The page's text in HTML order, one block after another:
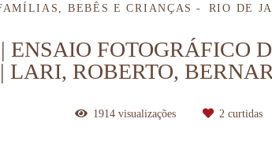
BEBÊS E CRIANÇAS RIO DE
FOTOGRÁFICO
LARI, ROBERTO,
1914 visualizações 2 curtidas